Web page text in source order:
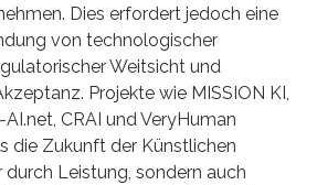
Dies erfordert jedoch eine
von technologischer
Weitsicht und
Projekte wie MISSION KI,
CRAI und VeryHuman
die Zukunft der Künstlichen
durch Leistung, sondern auch